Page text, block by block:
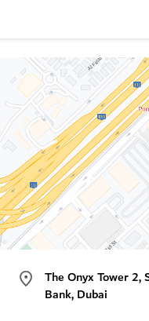
The Onyx Tower 2,
Bank, Dubai